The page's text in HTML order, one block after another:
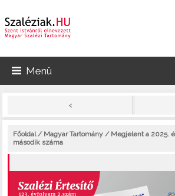
Menü
<
Főoldal/ Magyar Tartomány / Megjelent a 2025.
második száma